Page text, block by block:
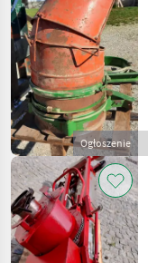
Ogłoszenie